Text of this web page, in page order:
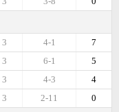
7
4-1
3
5
6-1
3
4
4-3
3
0
2-11
3